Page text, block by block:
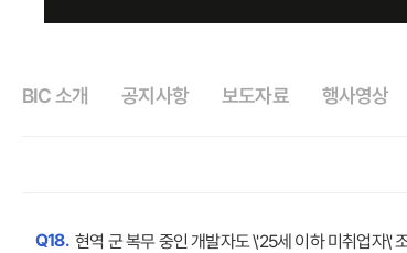
BIC 소개 공지사항 보도자료 행사영상
Q18. 현역 군 복무 중인 개발자도 \'25세 이하 미취업자